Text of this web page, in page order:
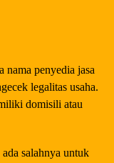
nama penyedia jasa
legalitas usaha.
domisili atau
salahnya untuk